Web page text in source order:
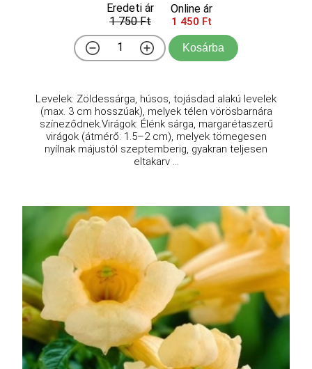
Eredeti ár
1 750 Ft
Online ár
1 450 Ft
Kosárba
Levelek: Zöldessárga, húsos, tojásdad alakú levelek
(max. 3 cm hosszúak), melyek télen vörösbarnára
színeződnek.Virágok: Élénk sárga, margarétaszerű
virágok (átmérő: 1.5–2 cm), melyek tömegesen
nyílnak májustól szeptemberig, gyakran teljesen
eltakarv ...